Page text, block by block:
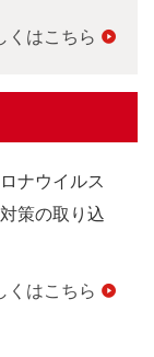
くはこちら
ナウイルス
策の取り込
くはこちら